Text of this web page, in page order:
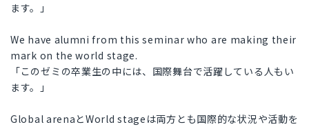
ます。」
We have alumni from this seminar who are making their
mark on the world stage.
「このゼミの卒業生の中には、国際舞台で活躍している人もい
ます。」
Global arenaとWorld stageは両方とも国際的な状況や活動を